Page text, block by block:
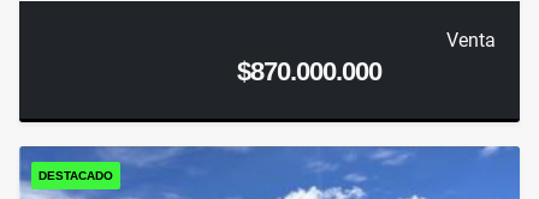
Venta
$870.000.000
DESTACADO